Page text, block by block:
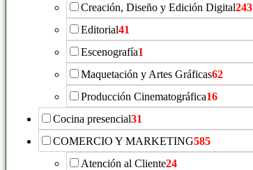
Creación, Diseño y Edición Digital243
Editorial41
Escenografía1
Maquetación y Artes Gráficas62
Producción Cinematográfica16
Cocina presencial31
COMERCIO Y MARKETING585
Atención al Cliente24